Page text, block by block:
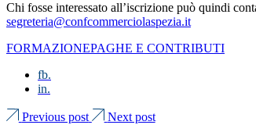
Chi fosse interessato all’iscrizione può quindi
segreteria@confcommerciolaspezia.it
FORMAZIONEPAGHE E CONTRIBUTI
fb.
in.
Previous post Next post